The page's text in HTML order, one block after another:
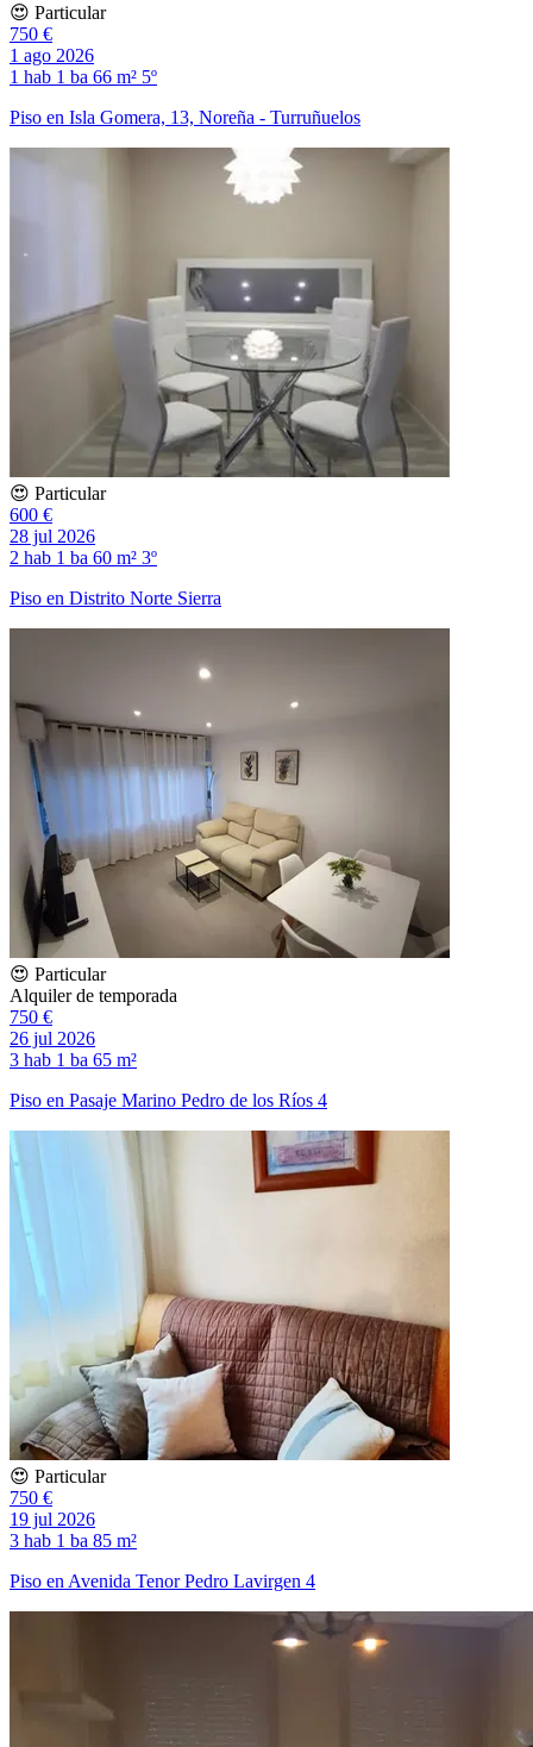
😍 Particular
750 €
1 ago 2026
1 hab 1 ba 66 m² 5º
Piso en Isla Gomera, 13, Noreña - Turruñuelos
😍 Particular
600 €
28 jul 2026
2 hab 1 ba 60 m² 3º
Piso en Distrito Norte Sierra
😍 Particular
Alquiler de temporada
750 €
26 jul 2026
3 hab 1 ba 65 m²
Piso en Pasaje Marino Pedro de los Ríos 4
😍 Particular
750 €
19 jul 2026
3 hab 1 ba 85 m²
Piso en Avenida Tenor Pedro Lavirgen 4